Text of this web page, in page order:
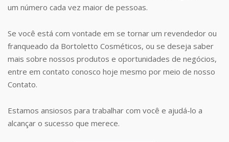
um número cada vez maior de pessoas.
Se você está com vontade em se tornar um revendedor ou
franqueado da Bortoletto Cosméticos, ou se deseja saber
mais sobre nossos produtos e oportunidades de negócios,
entre em contato conosco hoje mesmo por meio de nosso
Contato.
Estamos ansiosos para trabalhar com você e ajudá-lo a
alcançar o sucesso que merece.